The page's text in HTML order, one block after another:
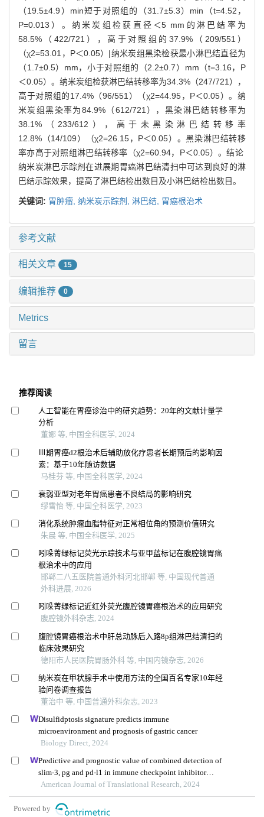
（19.5±4.9）min短于对照组的（31.7±5.3）min（t=4.52，
P=0.013）。纳米炭组检获直径＜5 mm的淋巴结率为
58.5%（422/721），高于对照组的37.9%（209/551）
（χ2=53.01，P＜0.05）|纳米炭组黑染检获最小淋巴结直径为
（1.7±0.5）mm，小于对照组的（2.2±0.7）mm（t=3.16，P
＜0.05）。纳米炭组检获淋巴结转移率为34.3%（247/721），
高于对照组的17.4%（96/551）（χ2=44.95，P＜0.05）。纳
米炭组黑染率为84.9%（612/721），黑染淋巴结转移率为
38.1%（233/612），高于未黑染淋巴结转移率
12.8%（14/109）（χ2=26.15，P＜0.05）。黑染淋巴结转移
率亦高于对照组淋巴结转移率（χ2=60.94，P＜0.05）。结论
纳米炭淋巴示踪剂在进展期胃癌淋巴结清扫中可达到良好的淋
巴结示踪效果，提高了淋巴结检出数目及小淋巴结检出数目。
关键词: 胃肿瘤, 纳米炭示踪剂, 淋巴结, 胃癌根治术
参考文献
相关文章 15
编辑推荐 0
Metrics
留言
推荐阅读
人工智能在胃癌诊治中的研究趋势：20年的文献计量学
分析
董娜 等, 中国全科医学, 2024
Ⅲ期胃癌d2根治术后辅助放化疗患者长期预后的影响因
素：基于10年随访数据
马桂芬 等, 中国全科医学, 2024
衰弱亚型对老年胃癌患者不良结局的影响研究
缪雪怡 等, 中国全科医学, 2023
消化系统肿瘤血脂特征对正常相位角的预测价值研究
朱晨 等, 中国全科医学, 2025
吲哚菁绿标记荧光示踪技术与亚甲蓝标记在腹腔镜胃癌
根治术中的应用
邯郸二八五医院普通外科河北邯郸 等, 中国现代普通
外科进展, 2026
吲哚菁绿标记近红外荧光腹腔镜胃癌根治术的应用研究
腹腔镜外科杂志, 2024
腹腔镜胃癌根治术中肝总动脉后入路8p组淋巴结清扫的
临床效果研究
德阳市人民医院胃肠外科 等, 中国内镜杂志, 2026
纳米炭在甲状腺手术中使用方法的全国百名专家10年经
验问卷调查报告
董治中 等, 中国普通外科杂志, 2023
Disulfidptosis signature predicts immune
microenvironment and prognosis of gastric cancer
Biology Direct, 2024
Predictive and prognostic value of combined detection of
slim-3, pg and pd-l1 in immune checkpoint inhibitor
therapy for advanced gastric cancer
American Journal of Translational Research, 2024
Powered by